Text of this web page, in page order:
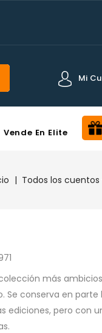
Mi
Vende En Elite
Todos los
más
Se conserva en
ediciones, pero con